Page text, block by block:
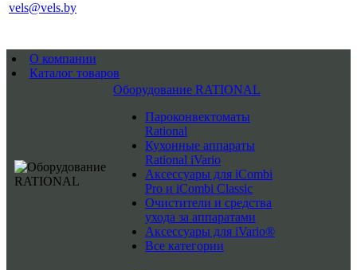
vels@vels.by
О компании
Каталог товаров
Оборудование RATIONAL
Пароконвектоматы
Rational
Кухонные аппараты
Rational iVario
Аксессуары для iCombi
Pro и iCombi Classic
Очистители и средства
ухода за аппаратами
Аксессуары для iVario®
Все категории